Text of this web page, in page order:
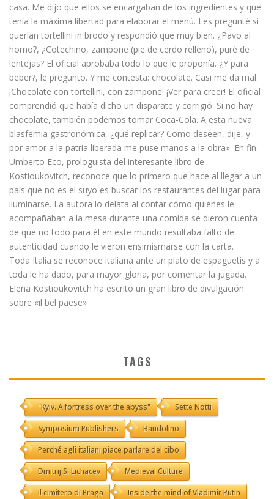
casa. Me dijo que ellos se encargaban de los ingredientes y que
tenía la máxima libertad para elaborar el menú. Les pregunté si
querían tortellini in brodo y respondió que muy bien. ¿Pavo al
horno?, ¿Cotechino, zampone (pie de cerdo relleno), puré de
lentejas? El oficial aprobaba todo lo que le proponía. ¿Y para
beber?, le pregunto. Y me contesta: chocolate. Casi me da mal.
¡Chocolate con tortellini, con zampone! ¡Ver para creer! El oficial
comprendió que había dicho un disparate y corrigió: Si no hay
chocolate, también podemos tomar Coca-Cola. A esta nueva
blasfemia gastronómica, ¿qué replicar? Como deseen, dije, y
por amor a la patria liberada me puse manos a la obra». En fin.
Umberto Eco, prologuista del interesante libro de
Kostioukovitch, reconoce que lo primero que hace al llegar a un
país que no es el suyo es buscar los restaurantes del lugar para
iluminarse. La autora lo delata al contar cómo quienes le
acompañaban a la mesa durante una comida se dieron cuenta
de que no todo para él en este mundo resultaba falto de
autenticidad cuando le vieron ensimismarse con la carta.
Toda Italia se reconoce italiana ante un plato de espaguetis y a
toda le ha dado, para mayor gloria, por comentar la jugada.
Elena Kostioukovitch ha escrito un gran libro de divulgación
sobre «il bel paese»
TAGS
"Kyiv. A fortress over the abyss" Sette Notti
Symposium Publishers Baudolino
Perché agli italiani piace parlare del cibo
Dmitrij S. Lichacev Medieval Culture
Il cimitero di Praga Inside the mind of Vladimir Putin